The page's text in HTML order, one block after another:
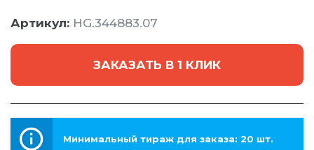
Артикул: HG.344883.07
ЗАКАЗАТЬ В 1 КЛИК
Минимальный тираж для заказа: 20 шт.